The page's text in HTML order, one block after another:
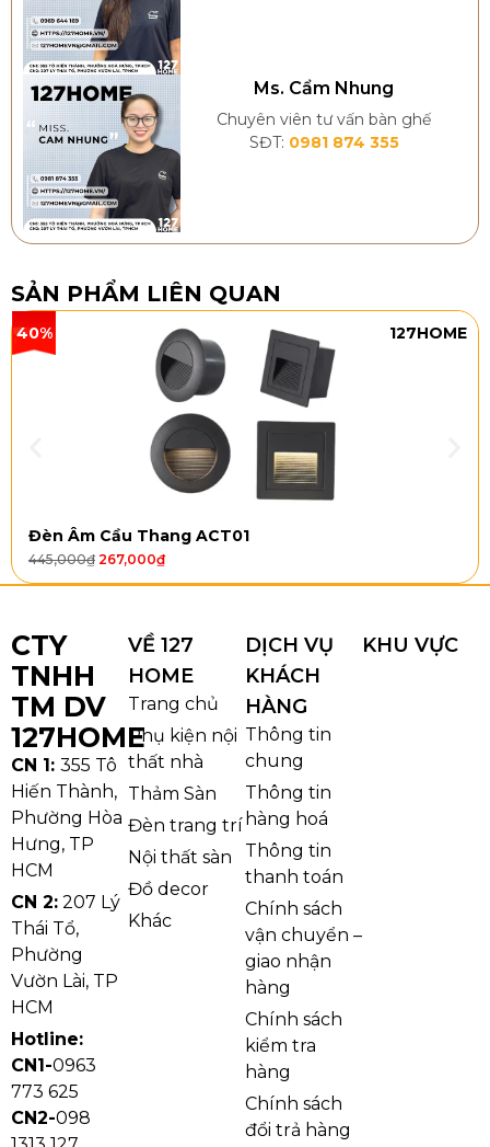
Ms. Cẩm Nhung
Chuyên viên tư vấn bàn ghế
SĐT: 0981 874 355
SẢN PHẨM LIÊN QUAN
40% 127HOME
Đèn Âm Cầu Thang ACT01
445,000₫ 267,000₫
CTY
TNHH
TM DV
127HOME
CN 1: 355 Tô
Hiến Thành,
Phường Hòa
Hưng, TP
HCM
CN 2: 207 Lý
Thái Tổ,
Phường
Vườn Lài, TP
HCM
Hotline:
CN1-0963
773 625
CN2-098
VỀ 127
HOME
Trang chủ
Phụ kiện nội
thất nhà
Thảm Sàn
Đèn trang trí
Nội thất sàn
Đồ decor
Khác
DỊCH VỤ
KHÁCH
HÀNG
Thông tin
chung
Thông tin
hàng hoá
Thông tin
thanh toán
Chính sách
vận chuyển –
giao nhận
hàng
Chính sách
kiểm tra
hàng
Chính sách
đổi trả hàng
KHU VỰC